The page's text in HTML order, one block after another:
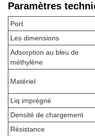
Paramètres
Port
Les dimensions
Adsorption au bleu de
méthylène
Matériel
Liq imprégné
Densité de chargement
Résistance